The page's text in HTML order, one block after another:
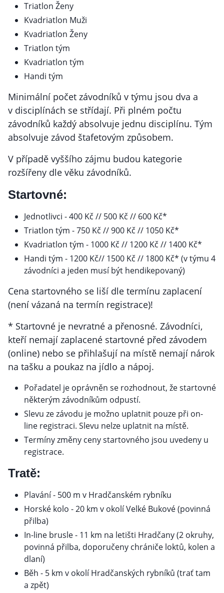
Triatlon Ženy
Kvadriatlon Muži
Kvadriatlon Ženy
Triatlon tým
Kvadriatlon tým
Handi tým
Minimální počet závodníků v týmu jsou dva a
v disciplínách se střídají. Při plném počtu
závodníků každý absolvuje jednu disciplínu. Tým
absolvuje závod štafetovým způsobem.
V případě vyššího zájmu budou kategorie
rozšířeny dle věku závodníků.
Startovné:
Jednotlivci - 400 Kč // 500 Kč // 600 Kč*
Triatlon tým - 750 Kč // 900 Kč // 1050 Kč*
Kvadriatlon tým - 1000 Kč // 1200 Kč // 1400 Kč*
Handi tým - 1200 Kč// 1500 Kč // 1800 Kč* (v týmu 4
závodníci a jeden musí být hendikepovaný)
Cena startovného se liší dle termínu zaplacení
(není vázaná na termín registrace)!
* Startovné je nevratné a přenosné. Závodníci,
kteří nemají zaplacené startovné před závodem
(online) nebo se přihlašují na místě nemají nárok
na tašku a poukaz na jídlo a nápoj.
Pořadatel je oprávněn se rozhodnout, že startovné
některým závodníkům odpustí.
Slevu ze závodu je možno uplatnit pouze při on-
line registraci. Slevu nelze uplatnit na místě.
Termíny změny ceny startovného jsou uvedeny u
registrace.
Tratě:
Plavání - 500 m v Hradčanském rybníku
Horské kolo - 20 km v okolí Velké Bukové (povinná
přilba)
In-line brusle - 11 km na letišti Hradčany (2 okruhy,
povinná přilba, doporučeny chrániče loktů, kolen a
dlaní)
Běh - 5 km v okolí Hradčanských rybníků (trať tam
a zpět)